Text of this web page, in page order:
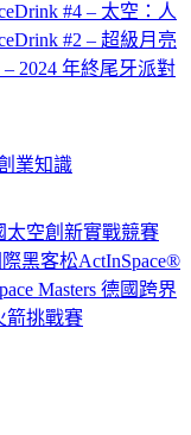
#4 – 太空：人
#2 – 超級月亮
– 2024 年終尾牙派對
業知識
太空創新實戰競賽
黑客松ActInSpace®
Masters 德國跨界
箭挑戰賽